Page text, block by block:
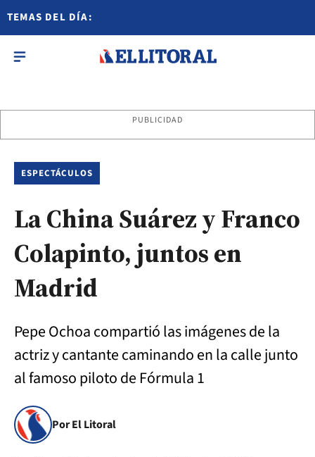
TEMAS DEL DÍA:
PUBLICIDAD
ESPECTÁCULOS
La China Suárez y Franco
Colapinto, juntos en
Madrid
Pepe Ochoa compartió las imágenes de la
actriz y cantante caminando en la calle junto
al famoso piloto de Fórmula 1
Por El Litoral